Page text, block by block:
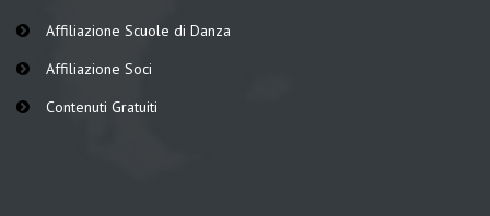
Affiliazione Scuole di Danza
Affiliazione Soci
Contenuti Gratuiti